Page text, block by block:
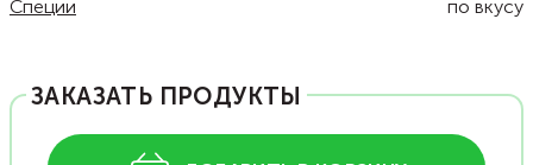
Специи по вкусу
ЗАКАЗАТЬ ПРОДУКТЫ